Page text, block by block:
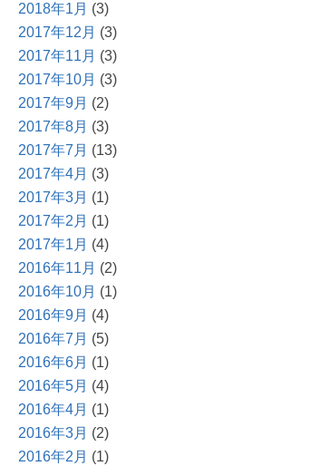
2018年1月 (3)
2017年12月 (3)
2017年11月 (3)
2017年10月 (3)
2017年9月 (2)
2017年8月 (3)
2017年7月 (13)
2017年4月 (3)
2017年3月 (1)
2017年2月 (1)
2017年1月 (4)
2016年11月 (2)
2016年10月 (1)
2016年9月 (4)
2016年7月 (5)
2016年6月 (1)
2016年5月 (4)
2016年4月 (1)
2016年3月 (2)
2016年2月 (1)